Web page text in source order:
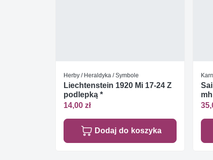
Herby / Heraldyka / Symbole
Liechtenstein 1920 Mi 17-24 Z
podlepką *
14,00 zł
Dodaj do koszyka